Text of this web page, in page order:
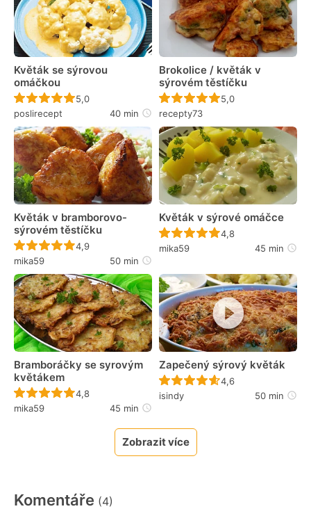
Květák se sýrovou
omáčkou
Recept ještě nebyl hodnocen
5,0
poslirecept
40 min
Brokolice / květák v
sýrovém těstíčku
Recept ještě nebyl
5,0
recepty73
Květák v bramborovo-
sýrovém těstíčku
Recept ještě nebyl hodnocen
4,9
mika59
50 min
Květák v sýrové omáčce
Recept ještě nebyl
4,8
mika59
45 min
Bramboráčky se syrovým
květákem
Recept ještě nebyl hodnocen
4,8
mika59
45 min
Zapečený sýrový květák
Recept ještě nebyl
4,6
isindy
50 min
Zobrazit více
Komentáře (4)